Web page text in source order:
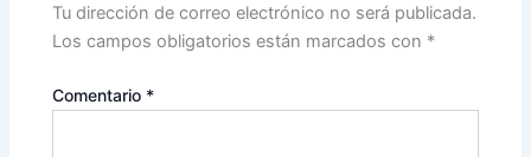
Tu dirección de correo electrónico no será publicada.
Los campos obligatorios están marcados con *
Comentario *